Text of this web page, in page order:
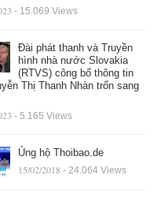
- 15.069 Views
Đài phát thanh và Truyền
hình nhà nước Slovakia
(RTVS) công bố thông tin
Thị Thanh Nhàn trốn sang
- 5.165 Views
Ủng hộ Thoibao.de
15/02/2018 - 24.064 Views